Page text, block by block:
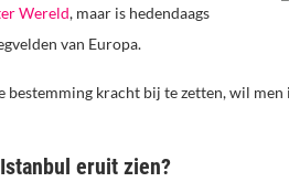
Wereld, maar is hedendaags
van Europa.
bestemming kracht bij te zetten, wil
eruit zien?